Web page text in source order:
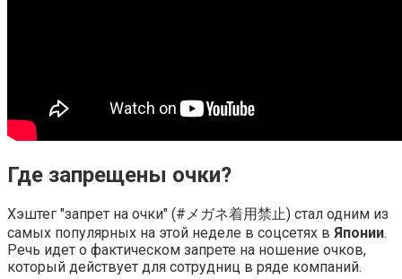
Где запрещены очки?
Хэштег "запрет на очки" (#メガネ着用禁止) стал одним из
самых популярных на этой неделе в соцсетях в Японии.
Речь идет о фактическом запрете на ношение очков,
который действует для сотрудниц в ряде компаний.